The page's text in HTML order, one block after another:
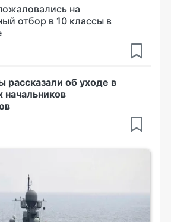
на
отбор в 10 классы в
рассказали об уходе в
начальников